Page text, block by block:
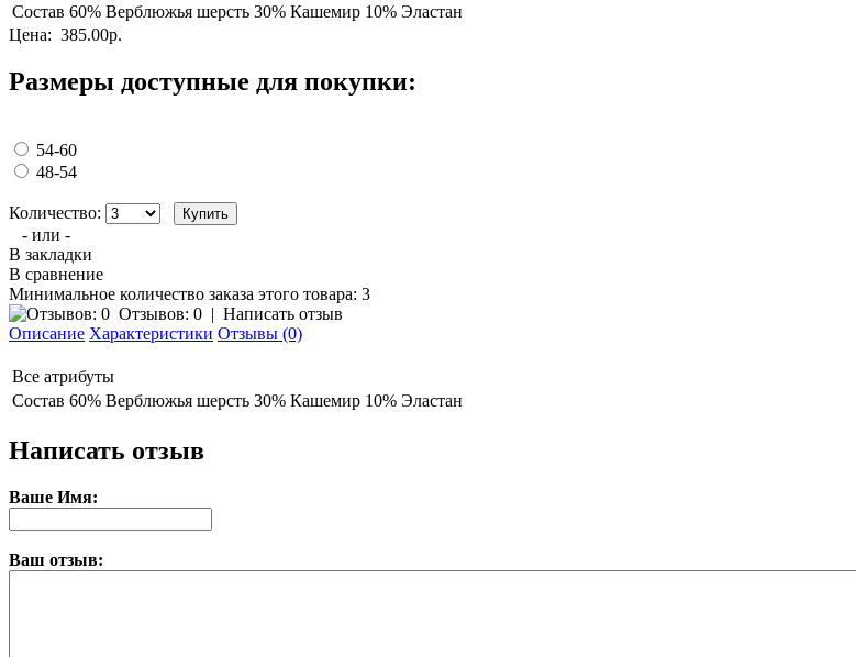
Состав 60% Верблюжья шерсть 30% Кашемир 10% Эластан
Цена: 385.00р.
Размеры доступные для покупки:
54-60
48-54
Количество:
- или -
В закладки
В сравнение
Минимальное количество заказа этого товара: 3
Отзывов: 0 | Написать отзыв
Описание Характеристики Отзывы (0)
Все атрибуты
Состав 60% Верблюжья шерсть 30% Кашемир 10% Эластан
Написать отзыв
Ваше Имя:
Ваш отзыв: